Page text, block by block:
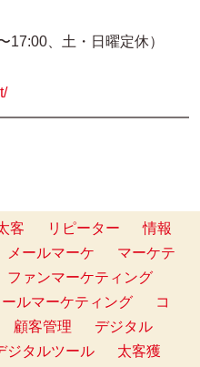
17:00、土・日曜定休）
客 リピーター
情報
メールマーケ
マーケテ
ファンマーケティング
ールマーケティング
コ
顧客管理
デジタル
ジタルツール
太客獲